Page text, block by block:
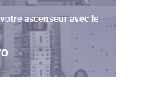
ascenseur avec le :